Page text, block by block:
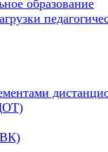
образование